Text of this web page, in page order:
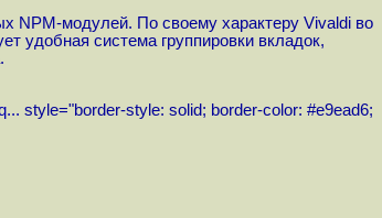
NPM-модулей. По своему характеру Vivaldi во
удобная система группировки вкладок,
style="border-style: solid; border-color: #e9ead6;